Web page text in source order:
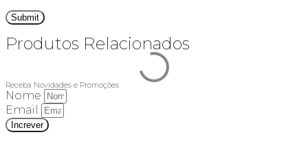
Produtos Relacionados
Receba Novidades e Promoções
Nome
Email
Increver